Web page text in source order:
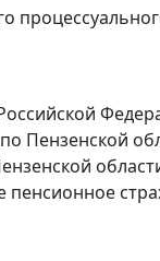
Пензенской
пенсионное